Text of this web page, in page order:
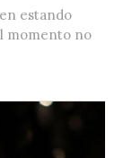
estando
momento no